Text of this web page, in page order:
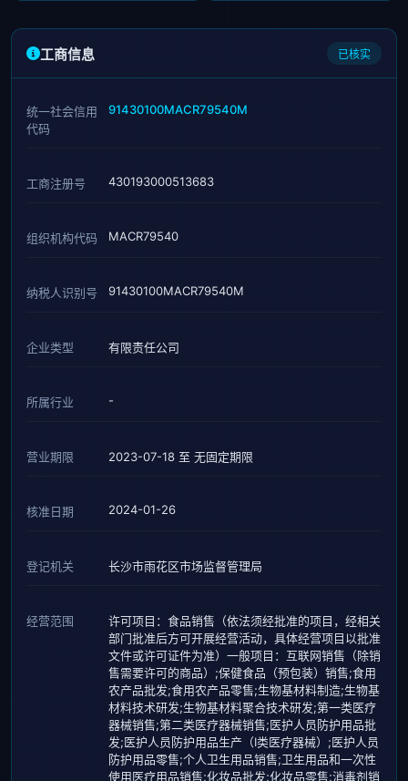
工商信息 已核实
统一社会信用
代码
91430100MACR79540M
工商注册号 430193000513683
组织机构代码 MACR79540
纳税人识别号 91430100MACR79540M
企业类型 有限责任公司
所属行业 -
营业期限 2023-07-18 至 无固定期限
核准日期 2024-01-26
登记机关 长沙市雨花区市场监督管理局
经营范围
许可项目：食品销售（依法须经批准的项目，经相关
部门批准后方可开展经营活动，具体经营项目以批准
文件或许可证件为准）一般项目：互联网销售（除销
售需要许可的商品）;保健食品（预包装）销售;食用
农产品批发;食用农产品零售;生物基材料制造;生物基
材料技术研发;生物基材料聚合技术研发;第一类医疗
器械销售;第二类医疗器械销售;医护人员防护用品批
发;医护人员防护用品生产（Ⅰ类医疗器械）;医护人员
防护用品零售;个人卫生用品销售;卫生用品和一次性
使用医疗用品销售;化妆品批发;化妆品零售;消毒剂销